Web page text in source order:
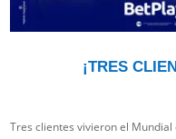
¡TRES
Tres clientes vivieron el